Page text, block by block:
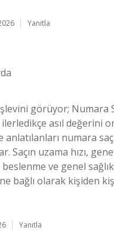
Yanıtla
görüyor; Numara
asıl değerini
anlatılanları numara
Saçın uzama hızı,
ve genel
bağlı olarak kişiden
Yanıtla